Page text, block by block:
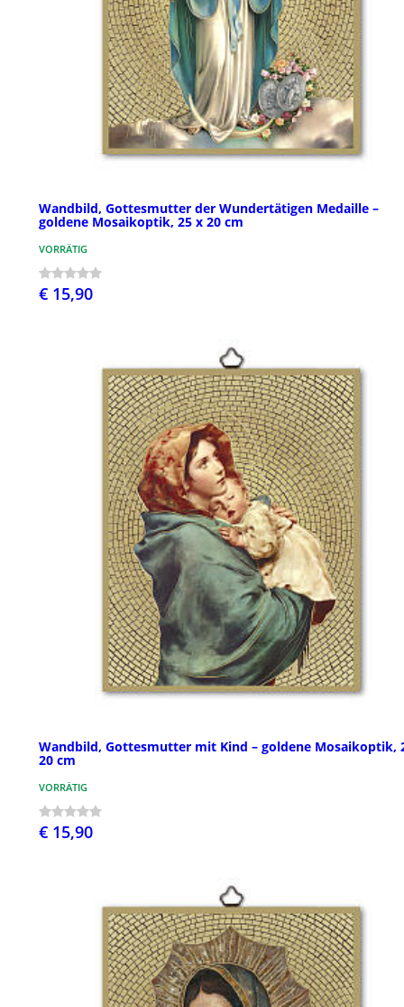
Wandbild, Gottesmutter der Wundertätigen Medaille –
goldene Mosaikoptik, 25 x 20 cm
VORRÄTIG
€ 15,90
Wandbild, Gottesmutter mit Kind – goldene Mosaikoptik,
20 cm
VORRÄTIG
€ 15,90